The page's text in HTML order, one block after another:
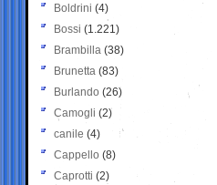
Boldrini (4)
Bossi (1.221)
Brambilla (38)
Brunetta (83)
Burlando (26)
Camogli (2)
canile (4)
Cappello (8)
Caprotti (2)